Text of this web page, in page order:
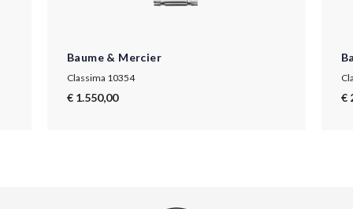
Baume & Mercier
Classima 10354
€ 1.550,00 €